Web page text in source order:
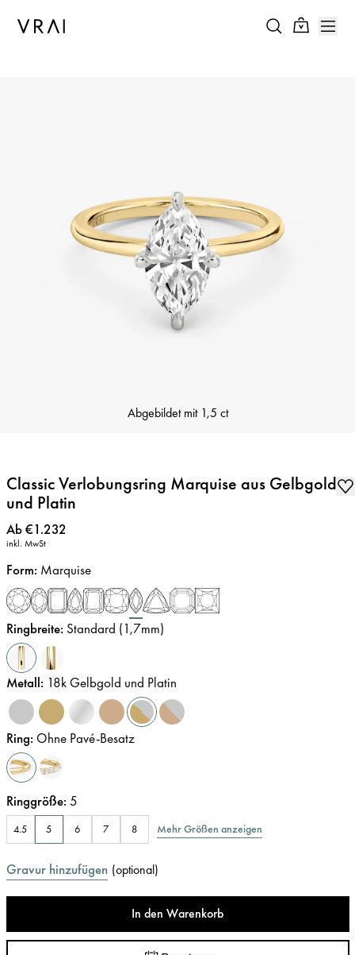
Abgebildet mit 1,5 ct
Classic Verlobungsring Marquise aus Gelbgold
und Platin
Preis:
Ab €1.232
inkl. MwSt
Form: Marquise
Ringbreite: Standard (1,7mm)
Metall: 18k Gelbgold und Platin
Ring: Ohne Pavé-Besatz
Ringgröße: 5
4.5 5 6 7 8 Mehr Größen anzeigen
Gravur hinzufügen (optional)
In den Warenkorb